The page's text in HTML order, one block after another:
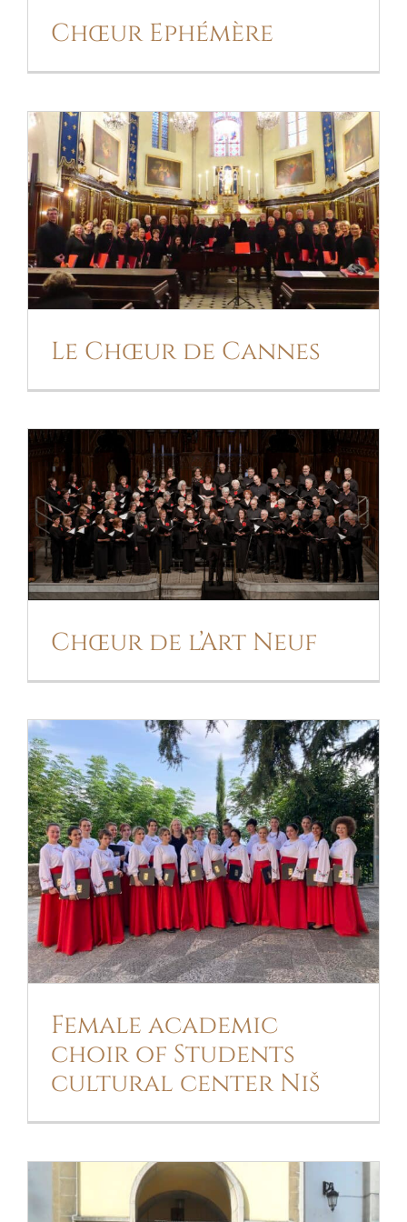
Chœur Ephémère
LE CHŒUR DE CANNES
Le Chœur de Cannes
CHŒUR DE L’ART NEUF
Chœur de l’Art Neuf
FEMALE ACADEMIC CHOIR OF
STUDENTS CULTURAL CENTER NIŠ
Female academic
choir of Students
cultural center Niš